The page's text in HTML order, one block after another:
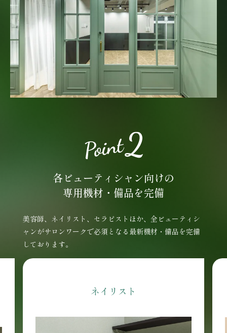
各ビューティシャン向けの
専用機材・備品を完備
美容師、ネイリスト、セラピストほか、全ビューティシ
ャンがサロンワークで必須となる最新機材・備品を完備
しております。
アイリスト/セラピスト/
エステ